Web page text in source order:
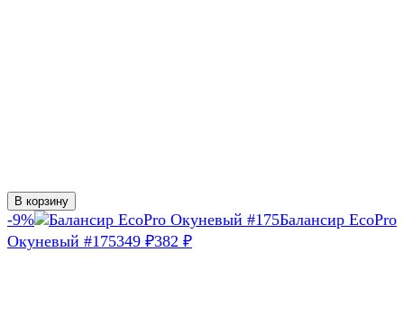
В корзину
-9%
Балансир EcoPro
Окуневый #175349 ₽382 ₽